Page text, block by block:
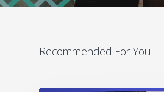
Recommended For You